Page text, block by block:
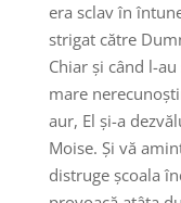
era sclav în
strigat către
Chiar și când l-
mare
aur, El și-a
Moise. Și vă
distruge școala